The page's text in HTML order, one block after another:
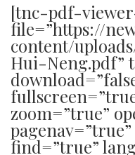
[tnc-pdf-
file=”https://
content/
Hui-Neng.pdf”
zoom=”true”
find=”true”